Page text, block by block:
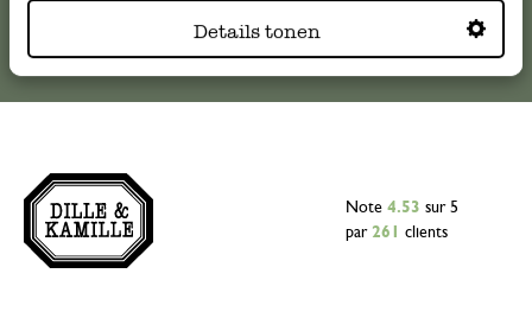
Details tonen
Note 4.53 sur 5
par 261 clients